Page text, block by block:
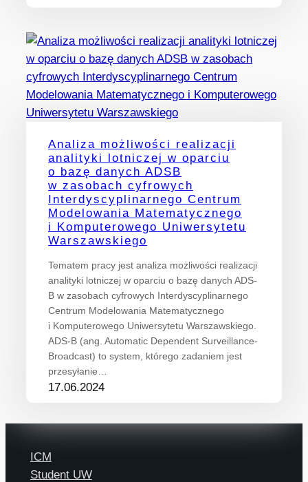
Analiza możliwości realizacji
analityki lotniczej w oparciu
o bazę danych ADSB
w zasobach cyfrowych
Interdyscyplinarnego Centrum
Modelowania Matematycznego
i Komputerowego Uniwersytetu
Warszawskiego
Tematem pracy jest analiza możliwości realizacji
analityki lotniczej w oparciu o bazę danych ADS-
B w zasobach cyfrowych Interdyscyplinarnego
Centrum Modelowania Matematycznego
i Komputerowego Uniwersytetu Warszawskiego.
ADS-B (ang. Automatic Dependent Surveillance-
Broadcast) to system, którego zadaniem jest
przesyłanie…
17.06.2024
ICM
Student UW